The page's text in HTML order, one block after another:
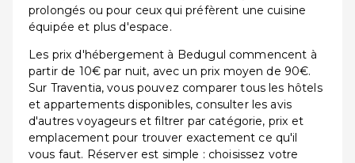
prolongés ou pour ceux qui préfèrent une cuisine
équipée et plus d'espace.
Les prix d'hébergement à Bedugul commencent à
partir de 10€ par nuit, avec un prix moyen de 90€.
Sur Traventia, vous pouvez comparer tous les hôtels
et appartements disponibles, consulter les avis
d'autres voyageurs et filtrer par catégorie, prix et
emplacement pour trouver exactement ce qu'il
vous faut. Réserver est simple : choisissez votre